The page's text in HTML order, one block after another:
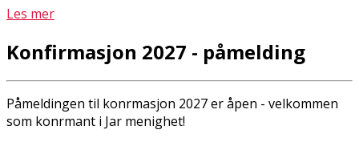
Les mer
Konfirmasjon 2027 - påmelding
Påmeldingen til konfirmasjon 2027 er åpen - velkommen
som konfirmant i Jar menighet!